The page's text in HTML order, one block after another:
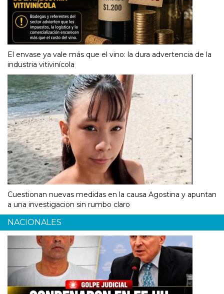
El envase ya vale más que el vino: la dura advertencia de la
industria vitivinícola
Cuestionan nuevas medidas en la causa Agostina y apuntan
a una investigacion sin rumbo claro
NACIONALES